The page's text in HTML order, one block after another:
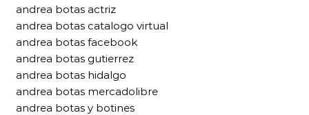
andrea botas actriz
andrea botas catalogo virtual
andrea botas facebook
andrea botas gutierrez
andrea botas hidalgo
andrea botas mercadolibre
andrea botas y botines